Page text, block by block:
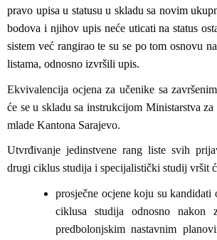
pravo upisa u statusu u skladu sa novim
bodova i njihov upis neće uticati na status
sistem već rangirao te su se po tom osnovu
listama, odnosno izvršili upis.
Ekvivalencija ocjena za učenike sa
će se u skladu sa instrukcijom Ministarstva
mlade Kantona Sarajevo.
Utvrđivanje jedinstvene rang liste svih
drugi ciklus studija i specijalistički studij vršit
prosječne ocjene koju su
ciklusa studija odnosno nakon
predbolonjskim nastavnim